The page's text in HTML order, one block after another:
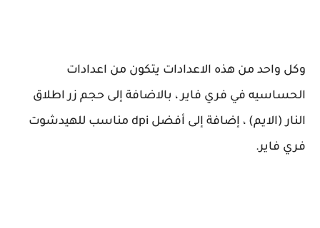
من هذه الاعدادات يتكون من اعدادات
في فري فاير ، بالاضافة إلى حجم زر اطلاق
النار (الايم) ، إضافة إلى أفضل dpi مناسب للهيدشوت